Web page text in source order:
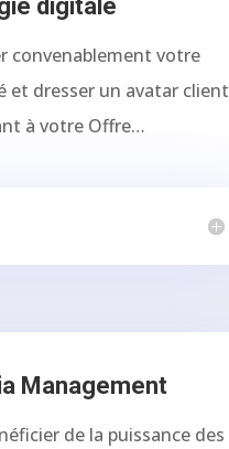
digitale
convenablement votre
et dresser un avatar client
à votre Offre…
Management
de la puissance des